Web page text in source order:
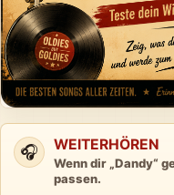
🎧 WEITERHÖREN
Wenn dir „Dandy“
passen.